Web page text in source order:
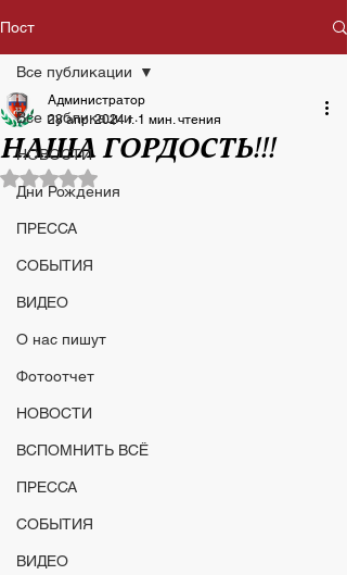
Пост
Все публикации
НОВОСТИ
Дни Рождения
ПРЕССА
СОБЫТИЯ
ВИДЕО
О нас пишут
Фотоотчет
НОВОСТИ
ВСПОМНИТЬ ВСЁ
ПРЕССА
СОБЫТИЯ
ВИДЕО
Все публикации
НАША ГОРДОСТЬ!!!
Администратор
28 апр. 2024 г. 1 мин. чтения
Оценка: не число из 5 звезд.